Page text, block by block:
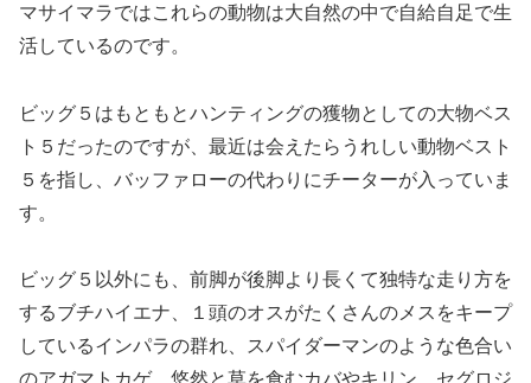
マサイマラではこれらの動物は大自然の中で自給自足で生
活しているのです。
ビッグ５はもともとハンティングの獲物としての大物ベス
ト５だったのですが、最近は会えたらうれしい動物ベスト
５を指し、バッファローの代わりにチーターが入っていま
す。
ビッグ５以外にも、前脚が後脚より長くて独特な走り方を
するブチハイエナ、１頭のオスがたくさんのメスをキープ
しているインパラの群れ、スパイダーマンのような色合い